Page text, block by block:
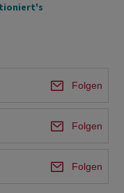
Folgen
Folgen
Folgen